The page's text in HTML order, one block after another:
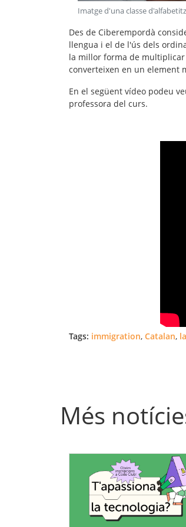
Imatge d'una classe
Des de Ciberempordà
llengua i el de l'ús dels
la millor forma de multiplicar
converteixen en un element
En el següent vídeo podeu
professora del curs.
Tags: immigration, Catalan,
Més